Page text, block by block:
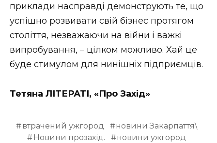
приклади насправді демонструють те, що
успішно розвивати свій бізнес протягом
століття, незважаючи на війни і важкі
випробування, – цілком можливо. Хай це
буде стимулом для нинішніх підприємців.
Тетяна ЛІТЕРАТІ, «Про Захід»
втрачений ужгород
новини Закарпаття\
Новини прозахід.
новини ужгород